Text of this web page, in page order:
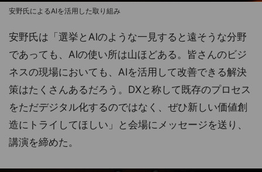
安野氏によるAIを活用した取り組み
安野氏は「選挙とAIのような一見すると遠そうな分野
であっても、AIの使い所は山ほどある。皆さんのビジ
ネスの現場においても、AIを活用して改善できる解決
策はたくさんあるだろう。DXと称して既存のプロセス
をただデジタル化するのではなく、ぜひ新しい価値創
造にトライしてほしい」と会場にメッセージを送り、
講演を締めた。